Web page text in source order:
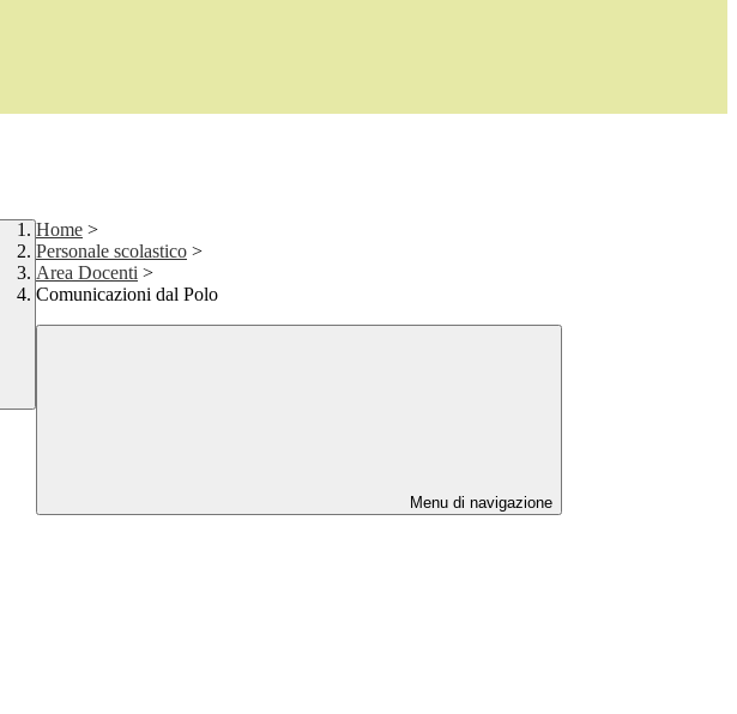
Home >
Personale scolastico >
Area Docenti >
Comunicazioni dal Polo
Menu di navigazione